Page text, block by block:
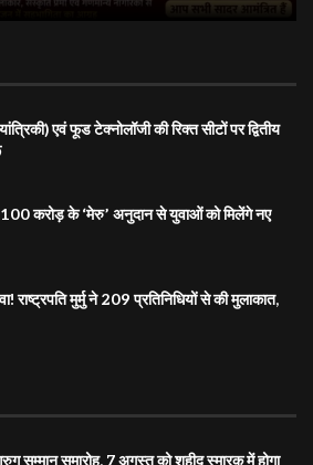
एवं फूड टेक्नोलॉजी की रिक्त सीटों पर द्वितीय
100 करोड़ के ‘मेरु’ अनुदान से युवाओं को मिलेंगे नए
राष्ट्रपति मुर्मु ने 209 प्रतिनिधियों से की मुलाकात,